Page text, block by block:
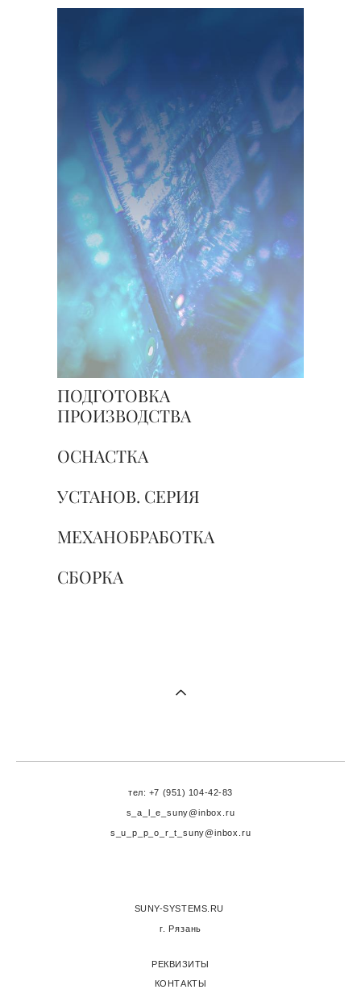
ПОДГОТОВКА
ПРОИЗВОДСТВА
ОСНАСТКА
УСТАНОВ. СЕРИЯ
МЕХАНОБРАБОТКА
СБОРКА
тел: +7 (951) 104-42-83
s_a_l_e_suny@inbox.ru
s_u_p_p_o_r_t_suny@inbox.ru
SUNY-SYSTEMS.RU
г. Рязань
РЕКВИЗИТЫ
КОНТАКТЫ